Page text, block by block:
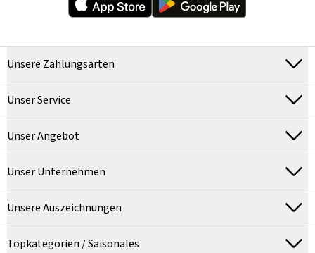
Unsere Zahlungsarten
Unser Service
Unser Angebot
Unser Unternehmen
Unsere Auszeichnungen
Topkategorien / Saisonales